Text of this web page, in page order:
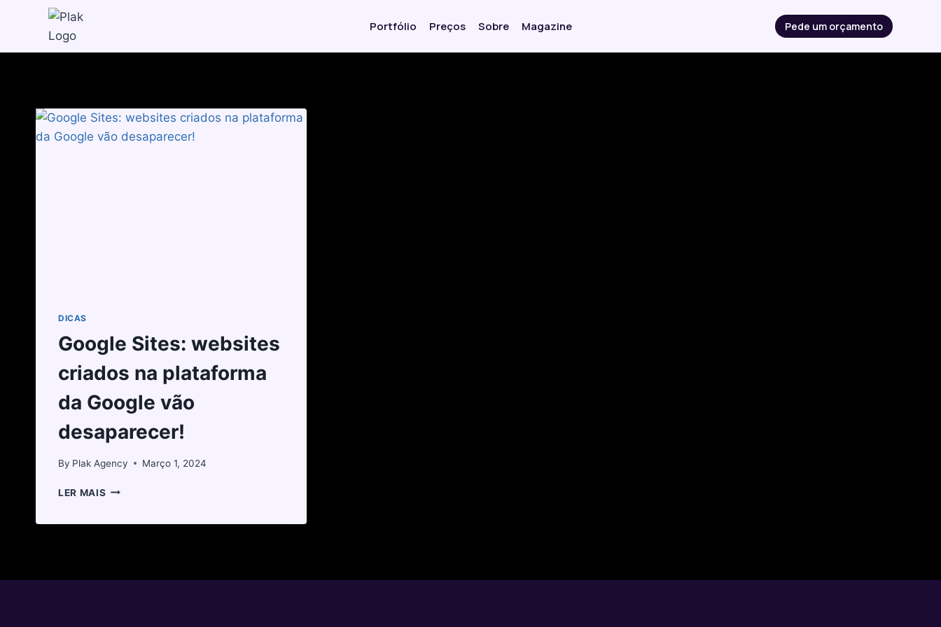
Portfólio Preços Sobre Magazine Pede um orçamento
DICAS
Google Sites: websites
criados na plataforma
da Google vão
desaparecer!
By Plak Agency Março 1, 2024
LER MAIS